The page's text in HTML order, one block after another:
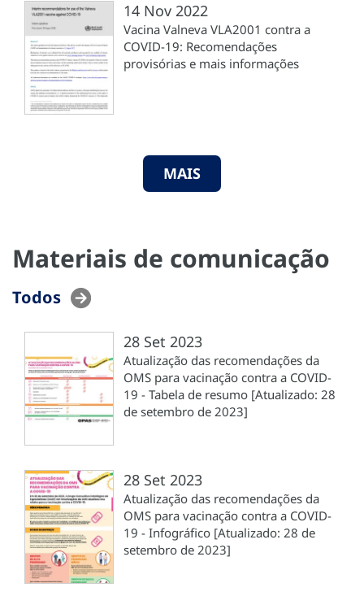
14 Nov 2022
Vacina Valneva VLA2001 contra a
COVID-19: Recomendações
provisórias e mais informações
MAIS
Materiais de comunicação
Todos
28 Set 2023
Atualização das recomendações da
OMS para vacinação contra a COVID-
19 - Tabela de resumo [Atualizado: 28
de setembro de 2023]
28 Set 2023
Atualização das recomendações da
OMS para vacinação contra a COVID-
19 - Infográfico [Atualizado: 28 de
setembro de 2023]